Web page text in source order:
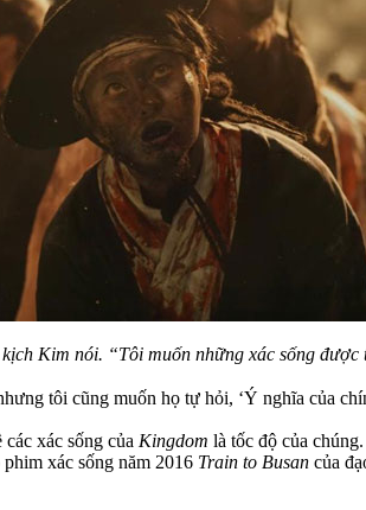
Kim nói. “Tôi muốn những xác sống
tôi cũng muốn họ tự hỏi, ‘Ý nghĩa của
xác sống của Kingdom là tốc độ của
xác sống năm 2016 Train to Busan của